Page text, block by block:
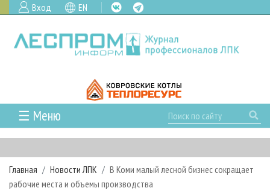
Вход EN
☰ Меню
ГЛАВНАЯ
РУБРИКИ И ТЕМЫ
РУБРИКИ ЖУРНАЛА
НОВОСТИ
Главная Новости ЛПК
В Коми малый лесной бизнес сокращает
рабочие места и объемы производства